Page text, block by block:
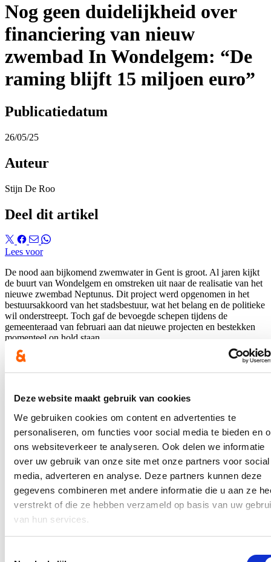
Deze website maakt gebruik van cookies
We gebruiken cookies om content en advertenties te
personaliseren, om functies voor social media te bieden en
ons websiteverkeer te analyseren. Ook delen we informatie
over uw gebruik van onze site met onze partners voor social
media, adverteren en analyse. Deze partners kunnen deze
gegevens combineren met andere informatie die u aan ze
verstrekt of die ze hebben verzameld op basis van uw
van hun services.
Nog geen duidelijkheid over
financiering van nieuw
zwembad In Wondelgem: “De
raming blijft 15 miljoen euro”
Publicatiedatum
26/05/25
Auteur
Stijn De Roo
Deel dit artikel
Lees voor
De nood aan bijkomend zwemwater in Gent is groot. Al jaren kijkt
de buurt van Wondelgem en omstreken uit naar de realisatie van het
nieuwe zwembad Neptunus. Dit project werd opgenomen in het
bestuursakkoord van het stadsbestuur, wat het belang en de politieke
wil onderstreept. Toch gaf de bevoegde schepen tijdens de
gemeenteraad van februari aan dat nieuwe projecten en bestekken
momenteel on hold staan.
Voor zwembad Neptunus zou een investeringsbudget van bijna 15
parkeerbehoefte. Hoe die 2 miljoen euro tot stand kwam blijft echter
onduidelijk.
Gents gemeenteraadslid Stijn De Roo (cd&v) vroeg de schepen om
tekst en uitleg. Hierover verscheen een artikel inDe Gentenaar.
In de pers
Nieuwe speeltuin in Ter Durmenpark komt er nog
dit jaar
05/08/26
Speelzones in de buurt zijn belangrijke ontmoetingsplaatsen voor